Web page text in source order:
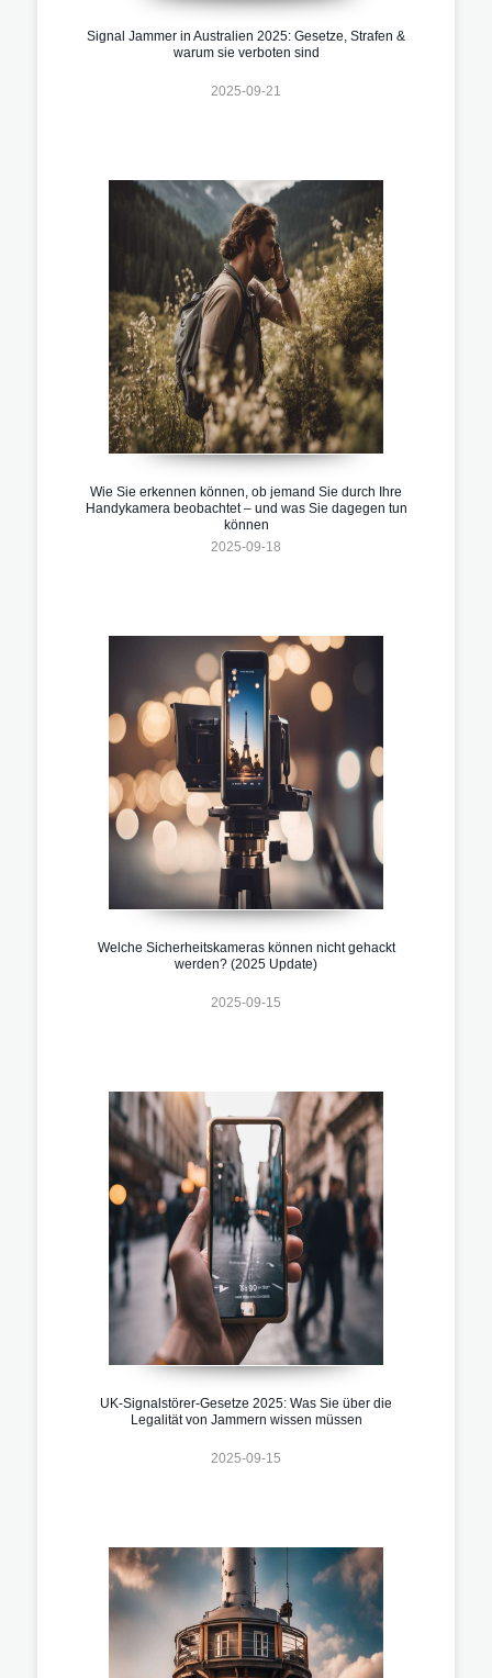
Signal Jammer in Australien 2025: Gesetze, Strafen &
warum sie verboten sind
2025-09-21
Wie Sie erkennen können, ob jemand Sie durch Ihre
Handykamera beobachtet – und was Sie dagegen tun
können
2025-09-18
Welche Sicherheitskameras können nicht gehackt
werden? (2025 Update)
2025-09-15
UK-Signalstörer-Gesetze 2025: Was Sie über die
Legalität von Jammern wissen müssen
2025-09-15